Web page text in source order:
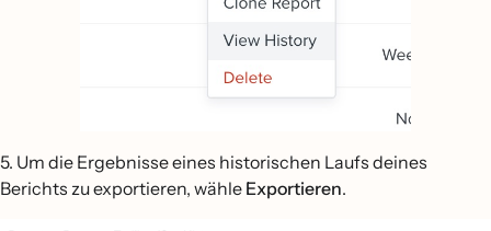
5. Um die Ergebnisse eines historischen Laufs deines
Berichts zu exportieren, wähle Exportieren.